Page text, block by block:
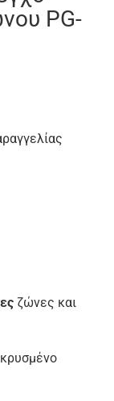
PG-
ζώνες και